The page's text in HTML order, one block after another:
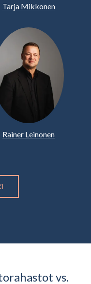
Tarja Mikkonen
Rainer Leinonen
vs.